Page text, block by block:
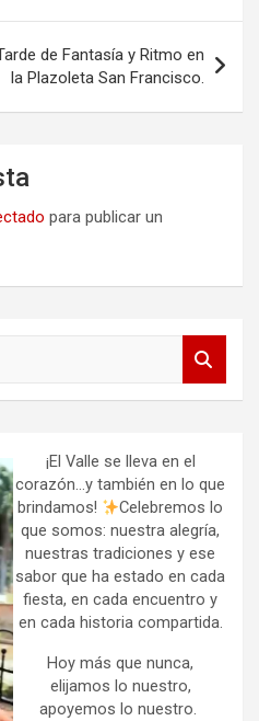
de Fantasía y Ritmo en
la Plazoleta San Francisco.
para publicar un
¡El Valle se lleva en el
corazón…y también en lo que
brindamos!
Celebremos lo
que somos: nuestra alegría,
nuestras tradiciones y ese
sabor que ha estado en cada
fiesta, en cada encuentro y
en cada historia compartida.
Hoy más que nunca,
elijamos lo nuestro,
apoyemos lo nuestro.